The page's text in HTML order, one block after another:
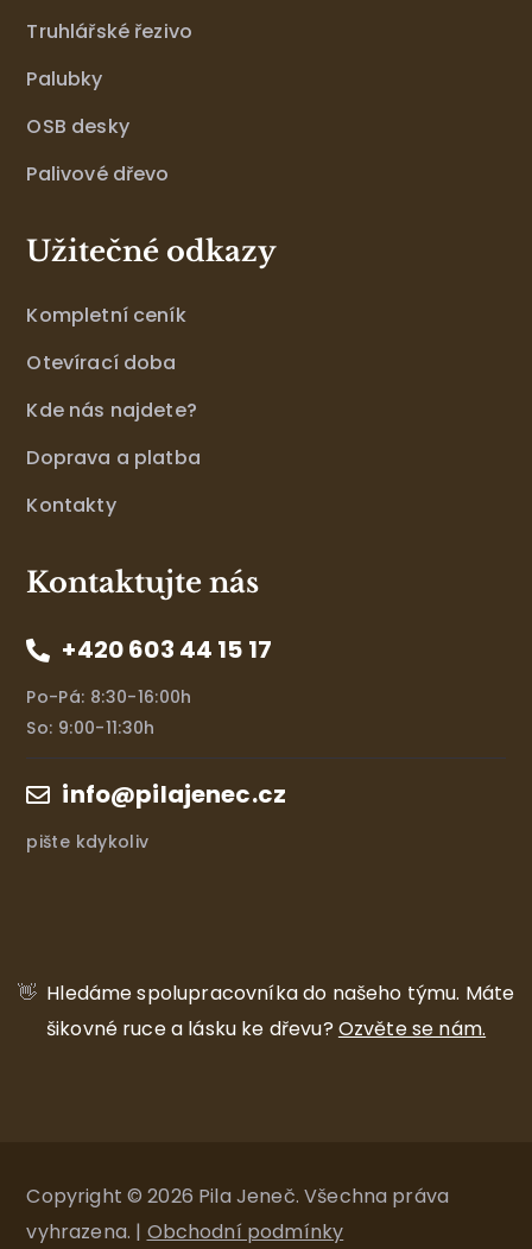
Truhlářské řezivo
Palubky
OSB desky
Palivové dřevo
Užitečné odkazy
Kompletní ceník
Otevírací doba
Kde nás najdete?
Doprava a platba
Kontakty
Kontaktujte nás
+420 603 44 15 17
Po-Pá: 8:30-16:00h
So: 9:00-11:30h
info@pilajenec.cz
pište kdykoliv
👋 Hledáme spolupracovníka do našeho týmu. Máte
šikovné ruce a lásku ke dřevu? Ozvěte se nám.
Copyright © 2026 Pila Jeneč. Všechna práva
vyhrazena. | Obchodní podmínky